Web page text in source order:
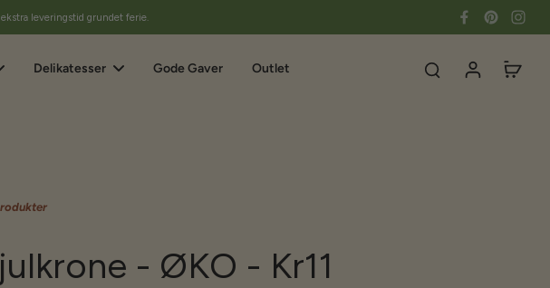
leveringstid grundet ferie.
Delikatesser Gode Gaver Outlet
- ØKO - Kr11